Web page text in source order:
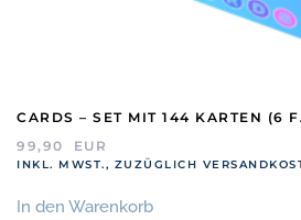
CARDS – SET MIT 144 KARTEN (6
99,90
EUR
INKL. MWST., ZUZÜGLICH
In den Warenkorb